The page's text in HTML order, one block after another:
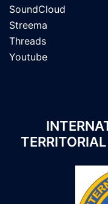
SoundCloud
Streema
Threads
Youtube